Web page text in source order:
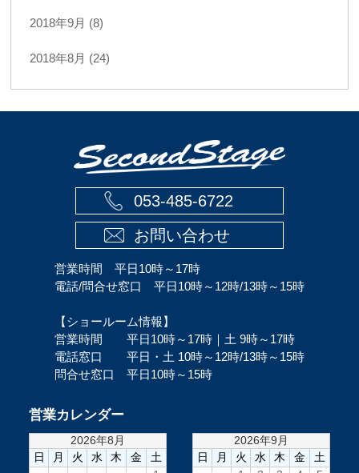
2018年9月 (8)
2018年8月 (24)
053-485-6722
お問い合わせ
営業時間 平日10時～17時
電話/問合せ窓口 平日10時～12時/13時～15時
【ショールーム情報】
営業時間 平日10時～17時｜土 9時～17時
電話窓口 平日・土 10時～12時/13時～15時
問合せ窓口 平日10時～15時
営業カレンダー